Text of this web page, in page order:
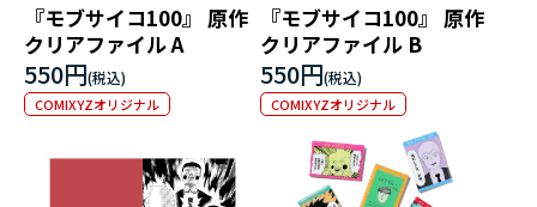
『モブサイコ100』 原作
クリアファイル A
550円
COMIXYZオリジナル
『モブサイコ100』 原作
クリアファイル B
550円
COMIXYZオリジナル